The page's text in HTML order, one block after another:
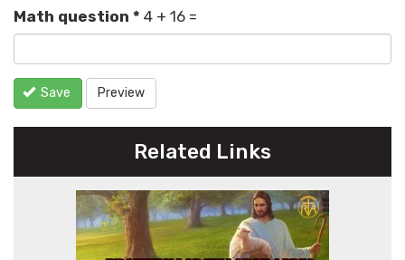
Math question * 4 + 16 =
Save Preview
Related Links